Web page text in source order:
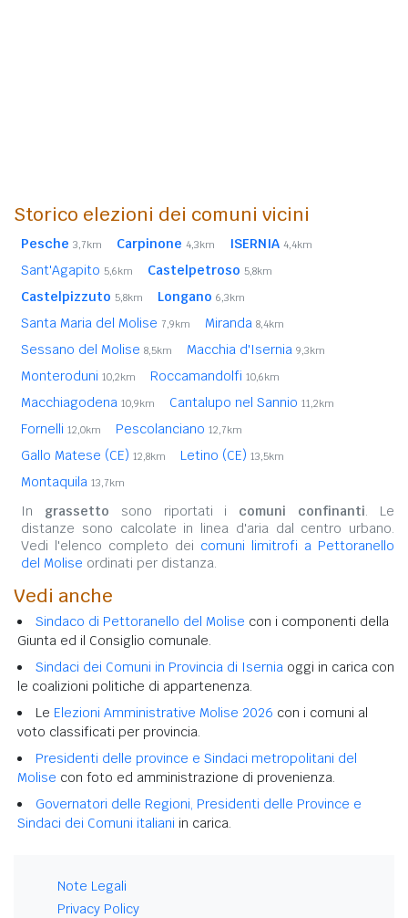
Storico elezioni dei comuni vicini
Pesche 3,7km Carpinone 4,3km ISERNIA 4,4km
Sant'Agapito 5,6km Castelpetroso 5,8km
Castelpizzuto 5,8km Longano 6,3km
Santa Maria del Molise 7,9km Miranda 8,4km
Sessano del Molise 8,5km Macchia d'Isernia 9,3km
Monteroduni 10,2km Roccamandolfi 10,6km
Macchiagodena 10,9km Cantalupo nel Sannio 11,2km
Fornelli 12,0km Pescolanciano 12,7km
Gallo Matese (CE) 12,8km Letino (CE) 13,5km
Montaquila 13,7km
In grassetto sono riportati i comuni confinanti. Le
distanze sono calcolate in linea d'aria dal centro urbano.
Vedi l'elenco completo dei comuni limitrofi a Pettoranello
del Molise ordinati per distanza.
Vedi anche
Sindaco di Pettoranello del Molise con i componenti della
Giunta ed il Consiglio comunale.
Sindaci dei Comuni in Provincia di Isernia oggi in carica con
le coalizioni politiche di appartenenza.
Le Elezioni Amministrative Molise 2026 con i comuni al
voto classificati per provincia.
Presidenti delle province e Sindaci metropolitani del
Molise con foto ed amministrazione di provenienza.
Governatori delle Regioni, Presidenti delle Province e
Sindaci dei Comuni italiani in carica.
Note Legali
Privacy Policy